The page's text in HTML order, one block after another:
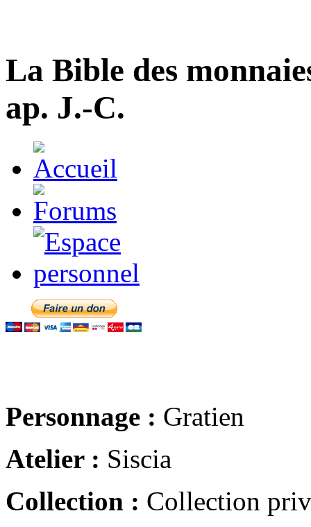
La Bible des
ap. J.-C.
Personnage : Gratien
Atelier : Siscia
Collection : Collection